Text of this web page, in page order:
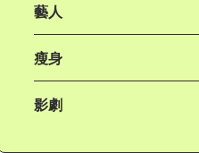
藝人
瘦身
影劇